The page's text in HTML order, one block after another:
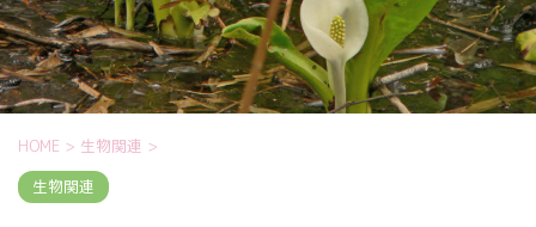
HOME > 生物関連 >
生物関連